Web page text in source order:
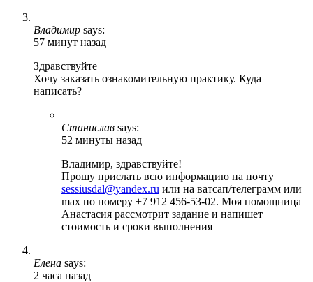
Владимир says:
57 минут назад
Здравствуйте
Хочу заказать ознакомительную практику. Куда
написать?
Станислав says:
52 минуты назад
Владимир, здравствуйте!
Прошу прислать всю информацию на почту
sessiusdal@yandex.ru или на ватсап/телеграмм или
max по номеру +7 912 456-53-02. Моя помощница
Анастасия рассмотрит задание и напишет
стоимость и сроки выполнения
Елена says:
2 часа назад